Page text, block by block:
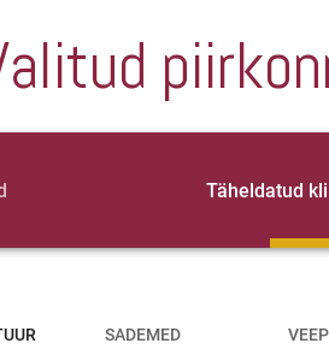
Täheldatud
SADEMED